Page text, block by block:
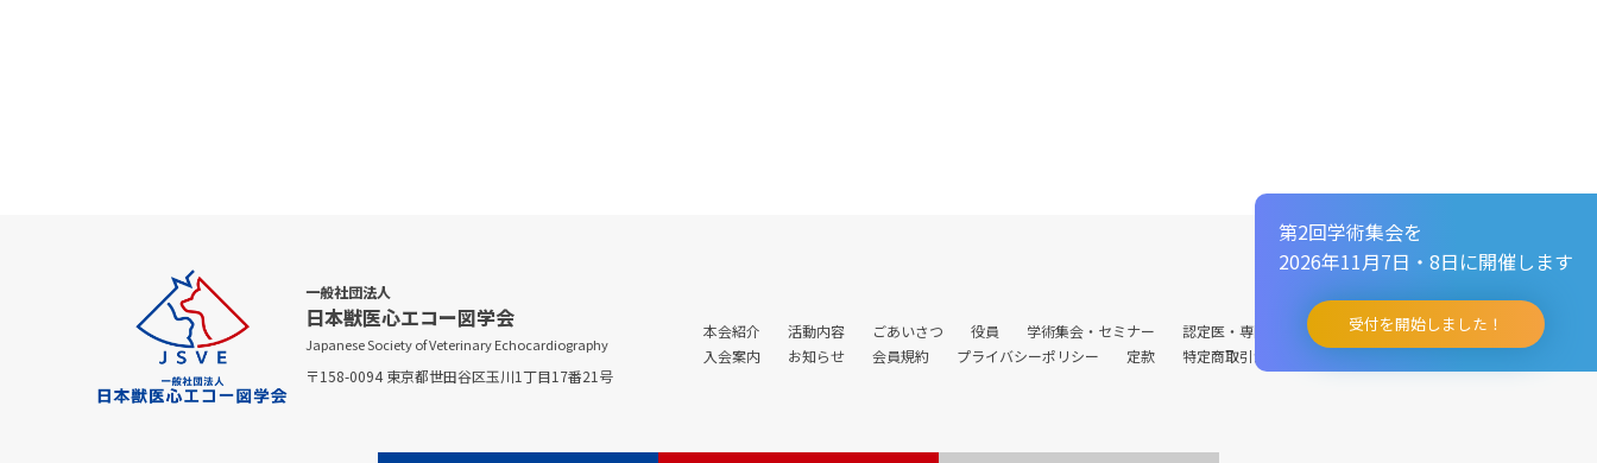
第2回学術集会を
2026年11月7日・8日に開催します
受付を開始しました！
一般社団法人
日本獣医心エコー図学会
Japanese Society of Veterinary Echocardiography
〒158-0094 東京都世田谷区玉川1丁目17番21号
本会紹介 活動内容 ごあいさつ 役員 学術集会・セミナー 認定医・専門医制度 病院会員
賛助会員
入会案内
お知らせ 会員規約 プライバシーポリシー 定款 特定商取引法に基づく表記